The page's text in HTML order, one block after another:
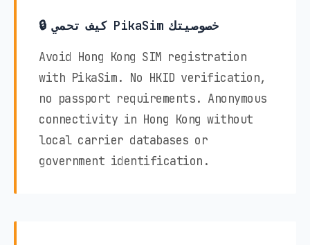
🔒 كيف تحمي PikaSim خصوصيتك
Avoid Hong Kong SIM registration
with PikaSim. No HKID verification,
no passport requirements. Anonymous
connectivity in Hong Kong without
local carrier databases or
government identification.